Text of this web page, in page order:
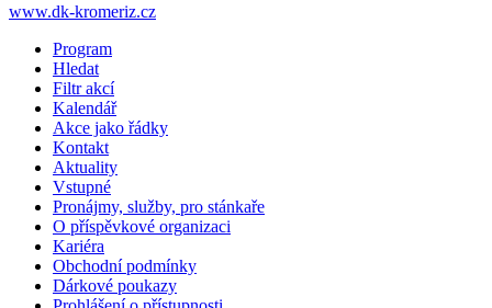
www.dk-kromeriz.cz
Program
Hledat
Filtr akcí
Kalendář
Akce jako řádky
Kontakt
Aktuality
Vstupné
Pronájmy, služby, pro stánkaře
O příspěvkové organizaci
Kariéra
Obchodní podmínky
Dárkové poukazy